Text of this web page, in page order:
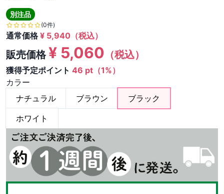
別注品
(0件)
通常価格¥ 5,940 （税込）
販売価格¥ 5,060 （税込）
獲得予定ポイント 46 pt（1%）
カラー
ナチュラル
ブラウン
ブラック
ホワイト